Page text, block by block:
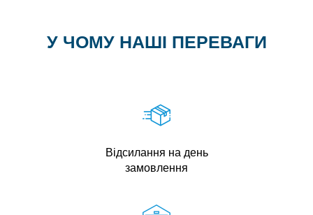
У ЧОМУ НАШІ ПЕРЕВАГИ
Відсилання на день
замовлення